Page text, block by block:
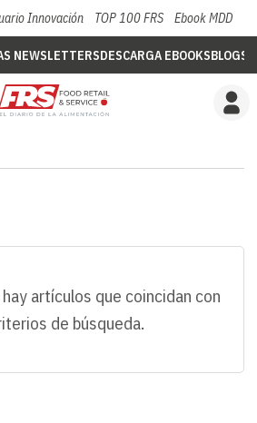
Innovación TOP 100 FRS Ebook MDD
NEWSLETTERSDESCARGA EBOOKSBLOGS
artículos que coincidan con
de búsqueda.